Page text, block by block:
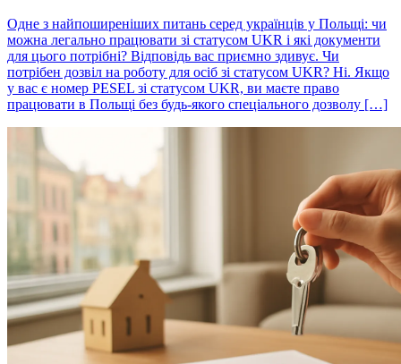
Одне з найпоширеніших питань серед українців у Польщі: чи
можна легально працювати зі статусом UKR і які документи
для цього потрібні? Відповідь вас приємно здивує. Чи
потрібен дозвіл на роботу для осіб зі статусом UKR? Ні. Якщо
у вас є номер PESEL зі статусом UKR, ви маєте право
працювати в Польщі без будь-якого спеціального дозволу […]